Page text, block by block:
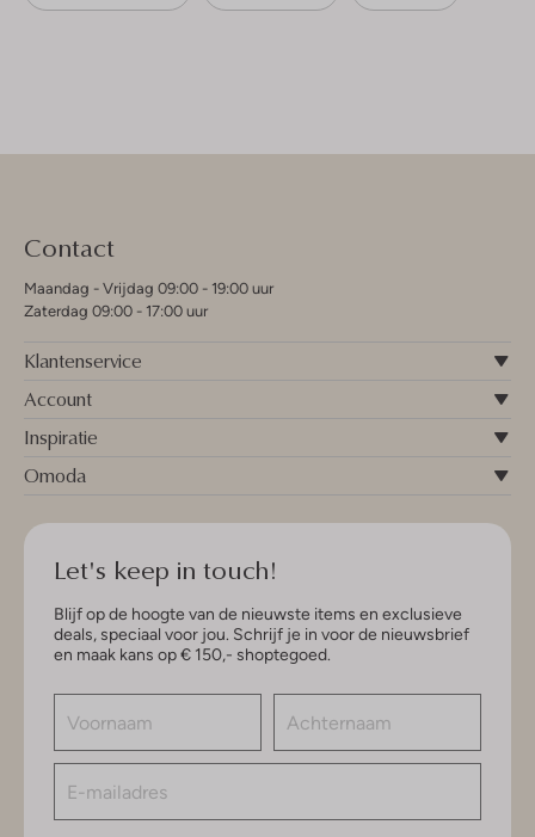
Contact
Maandag - Vrijdag 09:00 - 19:00 uur
Zaterdag 09:00 - 17:00 uur
Klantenservice
Account
Inspiratie
Omoda
Let's keep in touch!
Blijf op de hoogte van de nieuwste items en exclusieve
deals, speciaal voor jou. Schrijf je in voor de nieuwsbrief
en maak kans op € 150,- shoptegoed.